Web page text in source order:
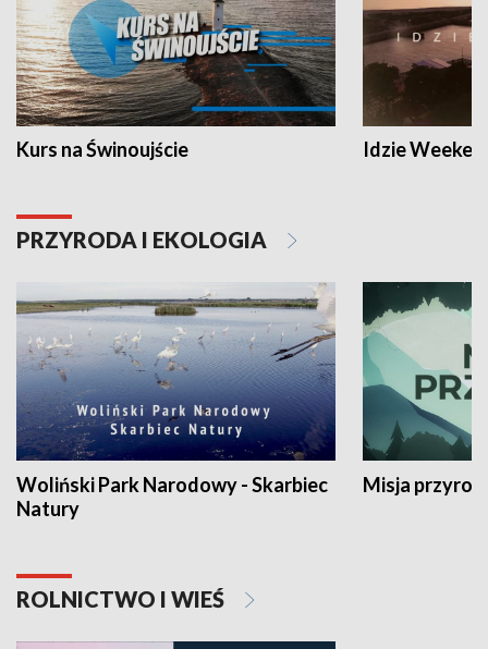
Kurs na Świnoujście Idzie
PRZYRODA I EKOLOGIA
Woliński Park Narodowy - Skarbiec
Natury
Misja
ROLNICTWO I WIEŚ